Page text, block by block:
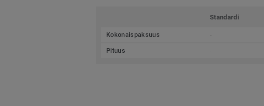
Standardi
Kokonaispaksuus -
Pituus -